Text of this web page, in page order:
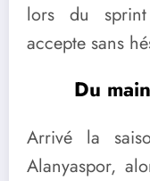
lors du
accepte sans
Du
Arrivé la
Alanyaspor,